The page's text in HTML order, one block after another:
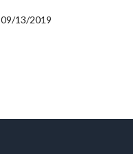
09/13/2019